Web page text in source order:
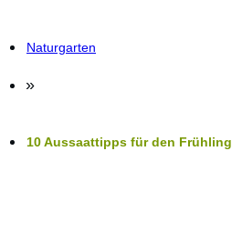
Naturgarten
»
10 Aussaattipps für den Frühling